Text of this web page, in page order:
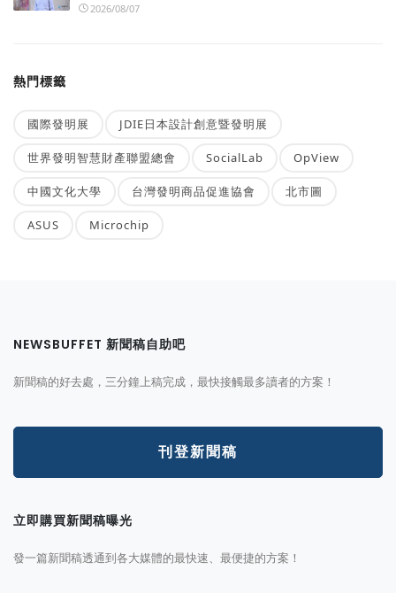
2026/08/07
熱門標籤
國際發明展 JDIE日本設計創意暨發明展
世界發明智慧財產聯盟總會 SocialLab OpView
中國文化大學 台灣發明商品促進協會 北市圖
ASUS Microchip
NEWSBUFFET 新聞稿自助吧
新聞稿的好去處，三分鐘上稿完成，最快接觸最多讀者的方案！
刊登新聞稿
立即購買新聞稿曝光
發一篇新聞稿透通到各大媒體的最快速、最便捷的方案！